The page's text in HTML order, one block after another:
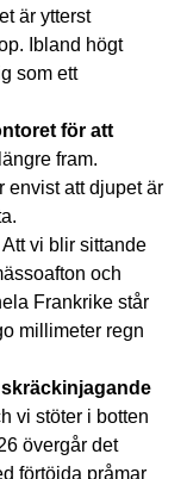
är ytterst
Ibland högt
som ett
för att
fram.
envist att djupet är
vi blir sittande
och
Frankrike står
millimeter regn
vi stöter i botten
övergår det
förtöjda pråmar